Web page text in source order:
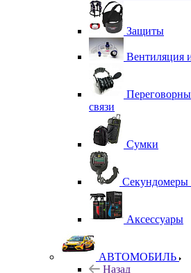
Защиты
Вентиляция
связи
Сумки
Секундомеры
Аксессуары
АВТОМОБИЛЬ
Назад